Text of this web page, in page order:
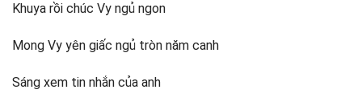
Khuya rồi chúc Vy ngủ ngon
Mong Vy yên giấc ngủ tròn năm canh
Sáng xem tin nhắn của anh